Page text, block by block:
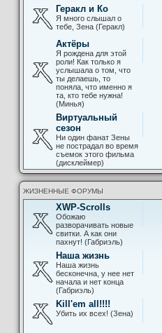
Геракл и Ко
Я много слышал о
тебе, Зена (Геракл)
Актёры
Я рождена для этой
роли! Как только я
услышала о том, что
ты делаешь, то
поняла, что именно я
та, кто тебе нужна!
(Минья)
Виртуальный
сезон
Ни один фанат Зены
не пострадал во время
съемок этого фильма
(дисклеймер)
ЖИЗНЕННЫЕ ФОРУМЫ
XWP-Scrolls
Обожаю
разворачивать новые
свитки. А как они
пахнут! (Габриэль)
Наша жизнь
Наша жизнь
бесконечна, у нее нет
начала и нет конца
(Габриэль)
Kill'em all!!!!
Убить их всех! (Зена)